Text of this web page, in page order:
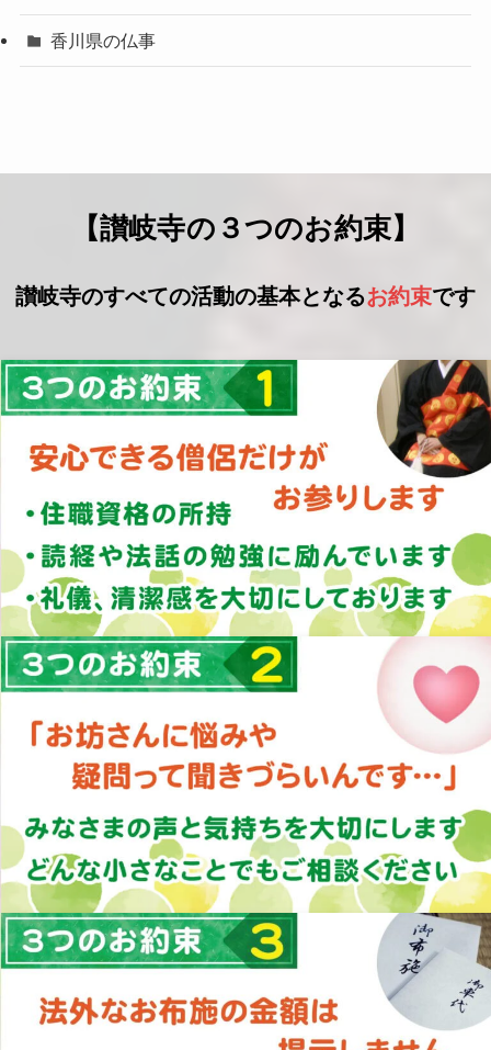
香川県の仏事
【讃岐寺の３つのお約束】
讃岐寺のすべての活動の基本となるお約束です